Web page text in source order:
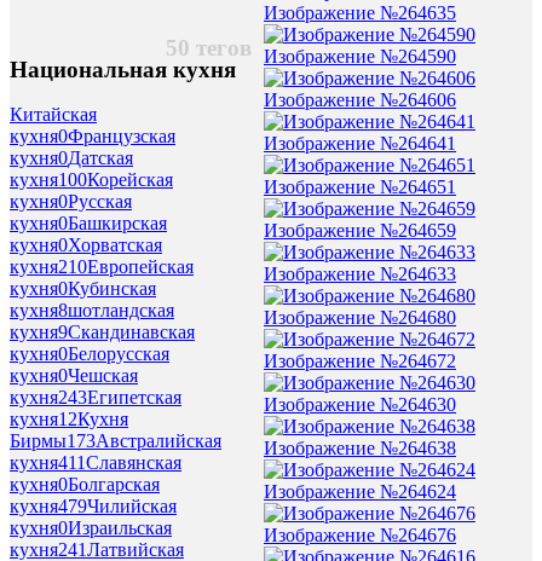
50 тегов
Национальная кухня
Китайская
кухня0Французская
кухня0Датская
кухня100Корейская
кухня0Русская
кухня0Башкирская
кухня0Хорватская
кухня210Европейская
кухня0Кубинская
кухня8шотландская
кухня9Скандинавская
кухня0Белорусская
кухня0Чешская
кухня243Египетская
кухня12Кухня
Бирмы173Австралийская
кухня411Славянская
кухня0Болгарская
кухня479Чилийская
кухня0Израильская
кухня241Латвийская
Изображение №264635
Изображение №264590
Изображение №264606
Изображение №264641
Изображение №264651
Изображение №264659
Изображение №264633
Изображение №264680
Изображение №264672
Изображение №264630
Изображение №264638
Изображение №264624
Изображение №264676